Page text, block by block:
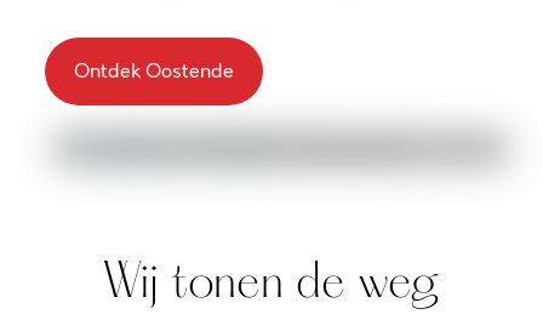
Ontdek Oostende
Wij tonen de weg